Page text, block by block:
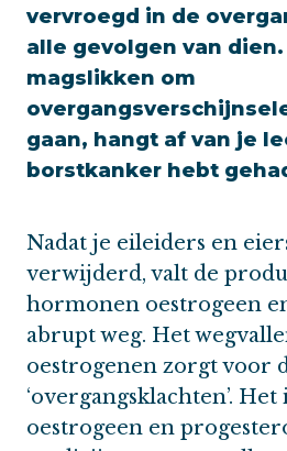
vervroegd in de
alle gevolgen van
magslikken om
gaan, hangt af van je
borstkanker hebt
Nadat je eileiders en
verwijderd, valt de
hormonen oestrogeen
abrupt weg. Het
oestrogenen zorgt voor
‘overgangsklachten’.
oestrogeen en